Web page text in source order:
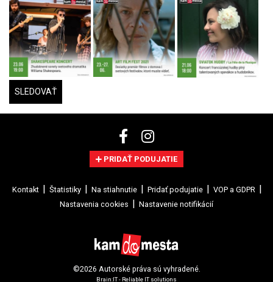
SLEDOVAŤ
PRIDAŤ PODUJATIE
Kontakt Štatistiky Na stiahnutie Pridať podujatie
VOP a GDPR
Nastavenia cookies
Nastavenie notifikácií
©2026 Autorské práva sú vyhradené.
Brain:IT - Reliable IT solutions